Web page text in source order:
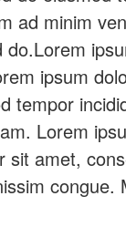
ad minim
ipsum
tempor
Lorem
amet,
congue.